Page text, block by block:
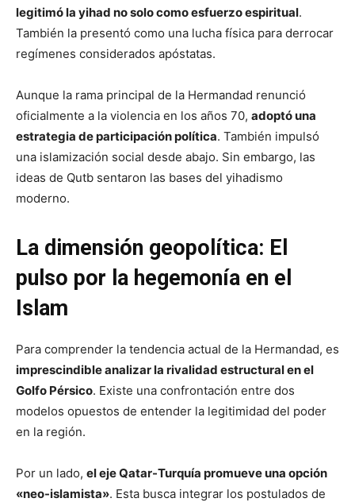
legitimó la yihad no solo como esfuerzo espiritual.
También la presentó como una lucha física para derrocar
regímenes considerados apóstatas.
Aunque la rama principal de la Hermandad renunció
oficialmente a la violencia en los años 70, adoptó una
estrategia de participación política. También impulsó
una islamización social desde abajo. Sin embargo, las
ideas de Qutb sentaron las bases del yihadismo
moderno.
La dimensión geopolítica: El
pulso por la hegemonía en el
Islam
Para comprender la tendencia actual de la Hermandad, es
imprescindible analizar la rivalidad estructural en el
Golfo Pérsico. Existe una confrontación entre dos
modelos opuestos de entender la legitimidad del poder
en la región.
Por un lado, el eje Qatar-Turquía promueve una opción
«neo-islamista». Esta busca integrar los postulados de